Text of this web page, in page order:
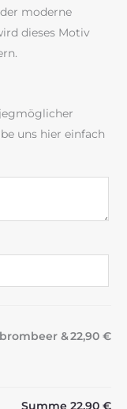
moderne
dieses Motiv
uns hier einfach
&22,90 €
Summe 22,90 €